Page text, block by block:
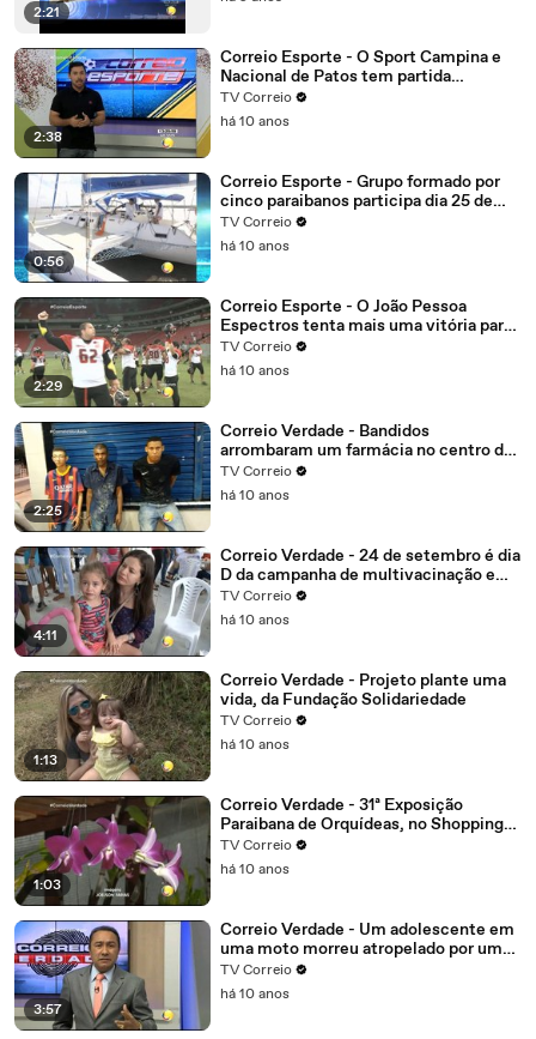
2:21
2:38
Correio Esporte - O Sport Campina e
Nacional de Patos tem partida
importante.
TV Correio
há 10 anos
0:56
Correio Esporte - Grupo formado por
cinco paraibanos participa dia 25 de
setembro da edição 2016 da regata
refeno, considerada uma das maiores
TV Correio
há 10 anos
2:29
Correio Esporte - O João Pessoa
Espectros tenta mais uma vitória para
garantir vantagem
TV Correio
há 10 anos
2:25
Correio Verdade - Bandidos
arrombaram um farmácia no centro de
Campina Grande, o alarme disparou
eles não tiveram tempo de correr e
TV Correio
há 10 anos
4:11
Correio Verdade - 24 de setembro é dia
D da campanha de multivacinação em
João Pessoa
TV Correio
há 10 anos
1:13
Correio Verdade - Projeto plante uma
vida, da Fundação Solidariedade
TV Correio
há 10 anos
1:03
Correio Verdade - 31ª Exposição
Paraibana de Orquídeas, no Shopping
Tambiá
TV Correio
há 10 anos
3:57
Correio Verdade - Um adolescente em
uma moto morreu atropelado por um
caminhão, imagens do acidente
TV Correio
há 10 anos